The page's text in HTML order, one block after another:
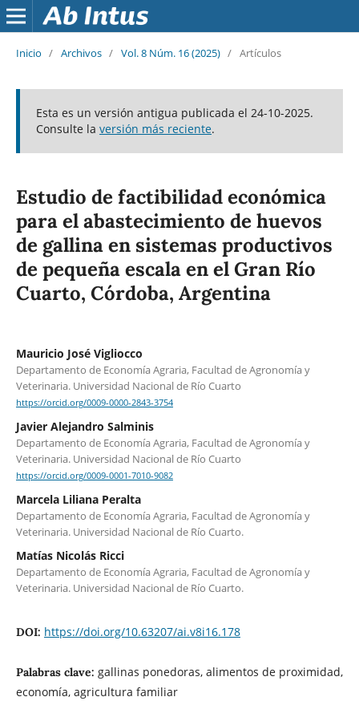
Inicio / Archivos / Vol. 8 Núm. 16 (2025) / Artículos
Esta es un versión antigua publicada el 24-10-2025.
Consulte la versión más reciente.
Estudio de factibilidad económica
para el abastecimiento de huevos
de gallina en sistemas productivos
de pequeña escala en el Gran Río
Cuarto, Córdoba, Argentina
Mauricio José Vigliocco
Departamento de Economía Agraria, Facultad de Agronomía y
Veterinaria. Universidad Nacional de Río Cuarto
https://orcid.org/0009-0000-2843-3754
Javier Alejandro Salminis
Departamento de Economía Agraria, Facultad de Agronomía y
Veterinaria. Universidad Nacional de Río Cuarto
https://orcid.org/0009-0001-7010-9082
Marcela Liliana Peralta
Departamento de Economía Agraria, Facultad de Agronomía y
Veterinaria. Universidad Nacional de Río Cuarto.
Matías Nicolás Ricci
Departamento de Economía Agraria, Facultad de Agronomía y
Veterinaria. Universidad Nacional de Río Cuarto.
DOI: https://doi.org/10.63207/ai.v8i16.178
Palabras clave: gallinas ponedoras, alimentos de proximidad,
economía, agricultura familiar